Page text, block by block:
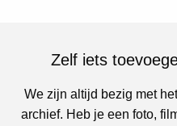
Zelf iets
We zijn altijd bezig met
archief. Heb je een foto,